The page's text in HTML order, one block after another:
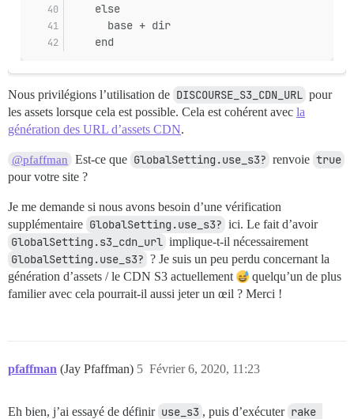
    else
      base + dir
    end
Nous privilégions l’utilisation de DISCOURSE_S3_CDN_URL pour
les assets lorsque cela est possible. Cela est cohérent avec la
génération des URL d’assets CDN.
@pfaffman Est-ce que GlobalSetting.use_s3? renvoie true
pour votre site ?
Je me demande si nous avons besoin d’une vérification
supplémentaire GlobalSetting.use_s3? ici. Le fait d’avoir
GlobalSetting.s3_cdn_url implique-t-il nécessairement
GlobalSetting.use_s3? ? Je suis un peu perdu concernant la
génération d’assets / le CDN S3 actuellement
quelqu’un de plus
familier avec cela pourrait-il aussi jeter un œil ? Merci !
pfaffman (Jay Pfaffman) Février 6, 2020, 11:23
5
Eh bien, j’ai essayé de définir use_s3 , puis d’exécuter rake